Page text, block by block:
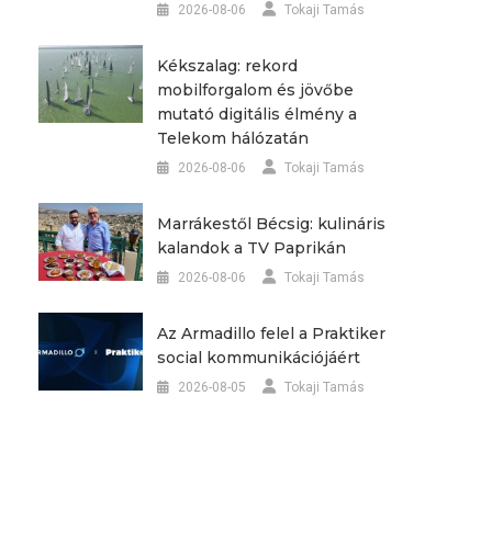
2026-08-06 Tokaji Tamás
Kékszalag: rekord
mobilforgalom és jövőbe
mutató digitális élmény a
Telekom hálózatán
2026-08-06 Tokaji Tamás
Marrákestől Bécsig: kulináris
kalandok a TV Paprikán
2026-08-06 Tokaji Tamás
Az Armadillo felel a Praktiker
social kommunikációjáért
2026-08-05 Tokaji Tamás